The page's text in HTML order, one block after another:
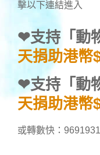
擊以下連結進入
❤支持「動
天捐助港幣
❤支持「動
天捐助港幣
或轉數快：